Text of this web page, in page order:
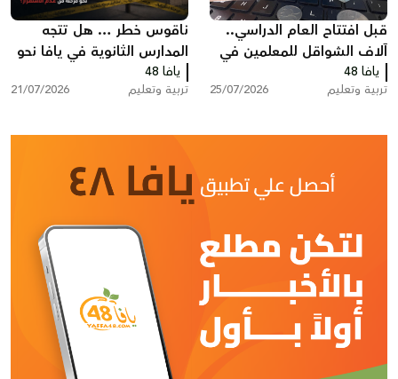
قبل افتتاح العام الدراسي..
آلاف الشواقل للمعلمين في
البلاد ضمن منحة الملابس
يافا 48
تربية وتعليم 25/07/2026
ناقوس خطر … هل تتجه
المدارس الثانوية في يافا نحو
مرحلة من عدم الاستقرار؟
يافا 48
تربية وتعليم 21/07/2026